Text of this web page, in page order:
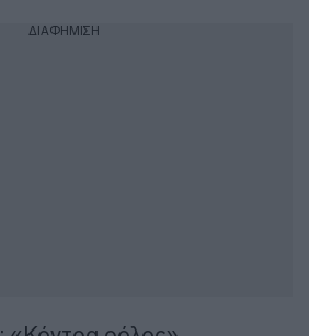
ΔΙΑΦΗΜΙΣΗ